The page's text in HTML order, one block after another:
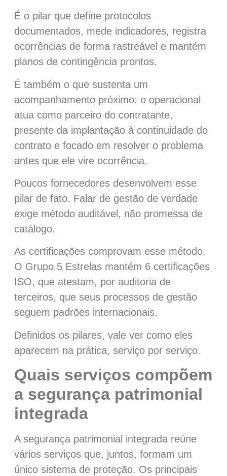
É o pilar que define protocolos
documentados, mede indicadores, registra
ocorrências de forma rastreável e mantém
planos de contingência prontos.
É também o que sustenta um
acompanhamento próximo: o operacional
atua como parceiro do contratante,
presente da implantação à continuidade do
contrato e focado em resolver o problema
antes que ele vire ocorrência.
Poucos fornecedores desenvolvem esse
pilar de fato. Falar de gestão de verdade
exige método auditável, não promessa de
catálogo.
As certificações comprovam esse método.
O Grupo 5 Estrelas mantém 6 certificações
ISO, que atestam, por auditoria de
terceiros, que seus processos de gestão
seguem padrões internacionais.
Definidos os pilares, vale ver como eles
aparecem na prática, serviço por serviço.
Quais serviços compõem
a segurança patrimonial
integrada
A segurança patrimonial integrada reúne
vários serviços que, juntos, formam um
único sistema de proteção. Os principais